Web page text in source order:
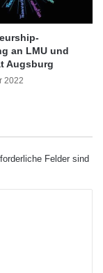
an LMU und
Augsburg
2022
Felder sind